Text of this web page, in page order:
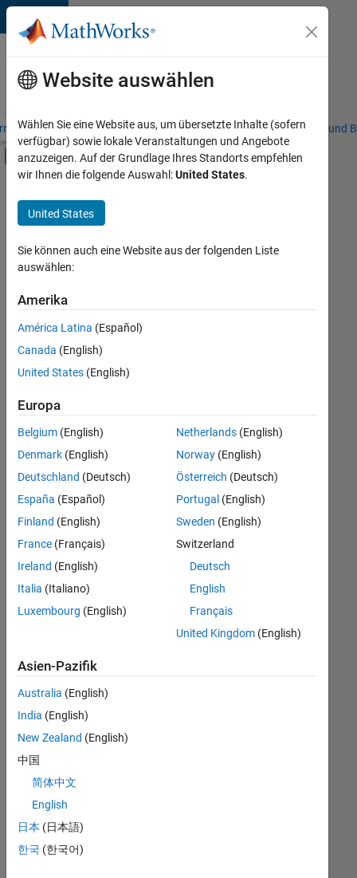
Weiter zum Inhalt
Karriere
bei
MathWorks
– Übersicht Stellensuche Niederlassungen Studierende und
Umschaltung für Off-Canvas-
Hauptinhalt
Commercial Sales
Inside Sales
Marketing Communications
Marketing Services
Legal
+4
Derzeit
es
keine
offenen
Stellen,
Ihren
Suchkriterien
entsprechen.
können
die
Suchkriterien
weiter
fassen
oder
alle
Stellenangebote
anzeigen .
noch
keine
offenen
Stellen
können,
die
Ihren
entsprechen,
werden
Website auswählen
Wählen Sie eine Website aus, um übersetzte Inhalte (sofern
verfügbar) sowie lokale Veranstaltungen und Angebote
anzuzeigen. Auf der Grundlage Ihres Standorts empfehlen
wir Ihnen die folgende Auswahl:United States.
United States
Sie können auch eine Website aus der folgenden Liste
auswählen:
Amerika
América Latina (Español)
Canada (English)
United States (English)
Europa
Belgium (English)
Denmark (English)
Deutschland (Deutsch)
España (Español)
Finland (English)
France (Français)
Ireland (English)
Italia (Italiano)
Luxembourg (English)
Netherlands(English)
Norway(English)
Österreich (Deutsch)
Portugal (English)
Sweden (English)
Switzerland
Deutsch
English
Français
United Kingdom(English)
Asien-Pazifik
Australia (English)
India (English)
New Zealand (English)
中国
简体中文
English
日本 (日本語)
한국 (한국어)